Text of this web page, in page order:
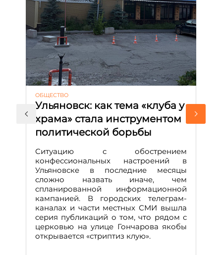
ОБЩЕСТВО
Ульяновск: как тема «клуба у
храма» стала инструментом
политической борьбы
Ситуацию с обострением
конфессиональных настроений в
Ульяновске в последние месяцы
сложно назвать иначе, чем
спланированной информационной
кампанией. В городских телеграм-
каналах и части местных СМИ вышла
серия публикаций о том, что рядом с
церковью на улице Гончарова якобы
открывается «стриптиз клую».